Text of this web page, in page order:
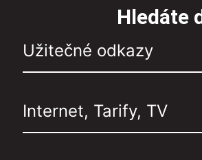
Hledáte
Užitečné odkazy
Internet, Tarify, TV